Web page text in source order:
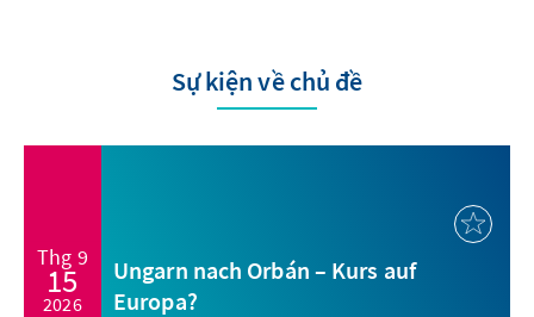
Sự kiện về chủ đề
Thg 9
15
2026
Ungarn nach Orbán – Kurs auf
Europa?